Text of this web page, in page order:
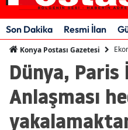
Son Dakika Resmi İlan
Konya Postası Gazetesi
Dünya,
Anlaşması